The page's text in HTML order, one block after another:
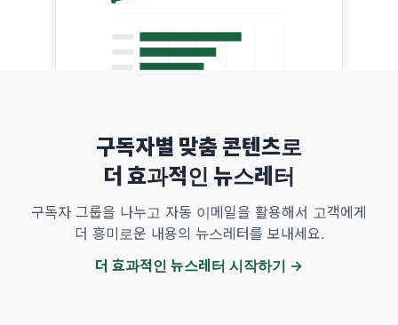
구독자별 맞춤 콘텐츠로
더 효과적인 뉴스레터
구독자 그룹을 나누고 자동 이메일을 활용해서 고객에게
더 흥미로운 내용의 뉴스레터를 보내세요.
더 효과적인 뉴스레터 시작하기 →